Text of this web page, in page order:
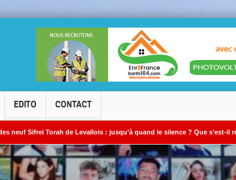
EDITO CONTACT
de Levallois : jusqu’à quand le silence ? Que s’est-il réellement passé ?